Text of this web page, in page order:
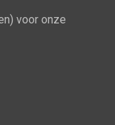
voor onze